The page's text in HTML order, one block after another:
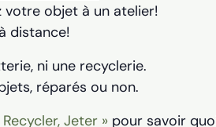
objet à un atelier!
distance!
ni une recyclerie.
réparés ou non.
Recycler, Jeter »pour savoir